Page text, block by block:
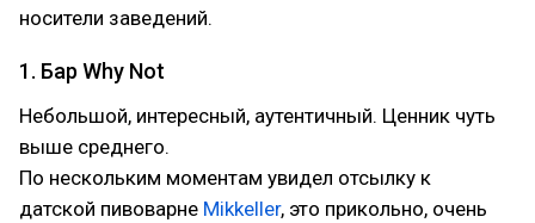
носители заведений.
1. Бар Why Not
Небольшой, интересный, аутентичный. Ценник чуть
выше среднего.
По нескольким моментам увидел отсылку к
датской пивоварне Mikkeller, это прикольно, очень